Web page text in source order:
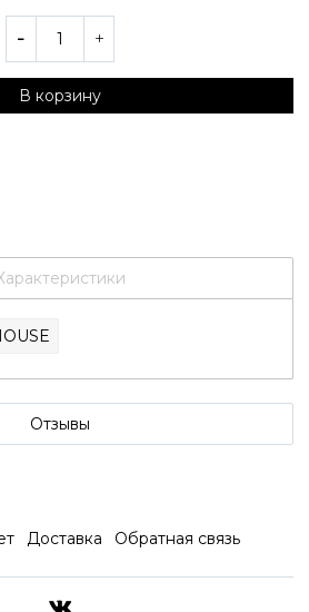
В корзину
Отзывы
Доставка Обратная связь